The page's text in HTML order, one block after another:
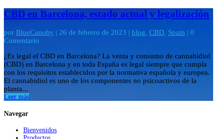
CBD en Barcelona, estado actual y legalización
por BlueCanoby | 26 de febrero de 2023 | blog, CBD, Spain | 0
Comentario
¿Es legal el CBD en Barcelona? La venta y consumo de cannabidiol
(CBD) en Barcelona y en toda España es legal siempre que cumpla
con los requisitos establecidos por la normativa española y europea.
El cannabidiol es uno de los componentes no psicoactivos de la
planta...
Leer más
Navegar
Bienvenidos